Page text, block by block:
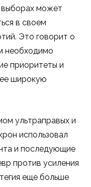
выборах может
в своем
Это говорит о
необходимо
приоритеты и
широкую
ультраправых и
использовал
и последующие
против усиления
еще больше